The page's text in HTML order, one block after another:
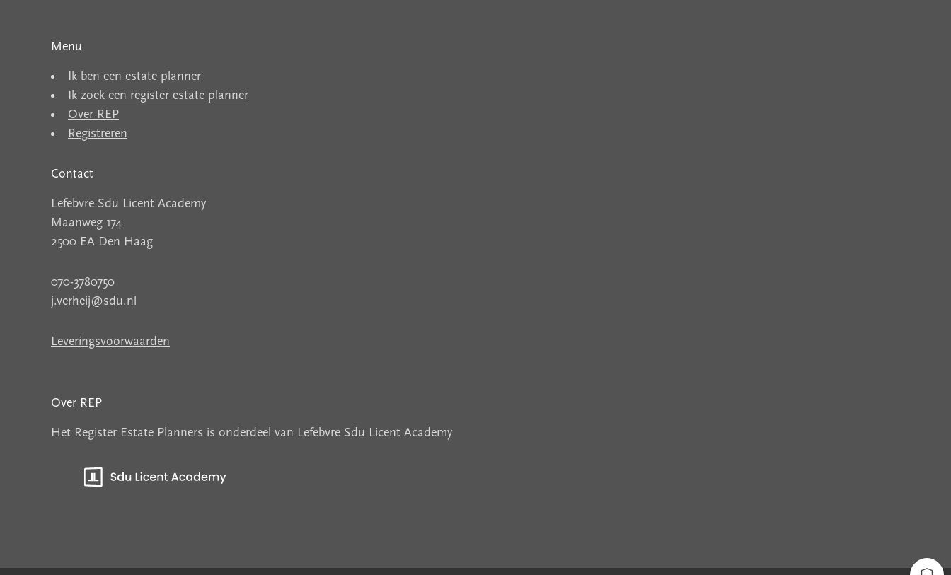
Menu
Ik ben een estate planner
Ik zoek een register estate planner
Over REP
Registreren
Contact
Lefebvre Sdu Licent Academy
Maanweg 174
2500 EA Den Haag
070-3780750
j.verheij@sdu.nl
Leveringsvoorwaarden
Over REP
Het Register Estate Planners is onderdeel van Lefebvre Sdu Licent Academy